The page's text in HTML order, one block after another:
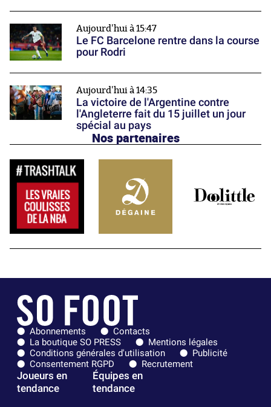
Aujourd'hui à 15:47
Le FC Barcelone rentre dans la course
pour Rodri
Aujourd'hui à 14:35
La victoire de l'Argentine contre
l'Angleterre fait du 15 juillet un jour
spécial au pays
Nos partenaires
Abonnements
Contacts
La boutique SO PRESS
Mentions légales
Conditions générales d'utilisation
Publicité
Consentement RGPD
Recrutement
Joueurs en
tendance
Équipes en
tendance